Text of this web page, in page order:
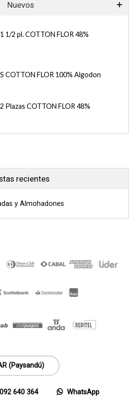
Nuevos
1/2 pl. COTTON FLOR 48%
COTTON FLOR 100% Algodon
Plazas COTTON FLOR 48%
recientes
y Almohadones
(Paysandú)
092 640 364 WhatsApp